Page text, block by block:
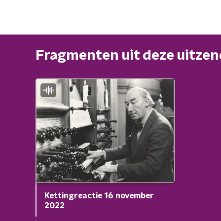
Fragmenten uit deze
Kettingreactie 16 november
2022